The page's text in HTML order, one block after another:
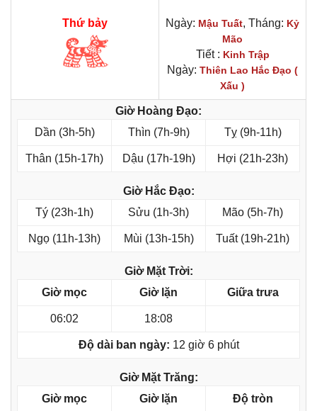
Thứ bảy Ngày: Mậu Tuất, Tháng: Kỷ
Mão
Tiết : Kinh Trập
Ngày: Thiên Lao Hắc Đạo (
Xấu )
Giờ Hoàng Đạo:
Dần (3h-5h)
Thìn (7h-9h) Tỵ (9h-11h)
Thân (15h-17h) Dậu (17h-19h) Hợi (21h-23h)
Giờ Hắc Đạo:
Tý (23h-1h)
Sửu (1h-3h) Mão (5h-7h)
Ngọ (11h-13h) Mùi (13h-15h) Tuất (19h-21h)
Giờ Mặt Trời:
Giờ mọc
Giờ lặn Giữa trưa
06:02 18:08
Độ dài ban ngày: 12 giờ 6 phút
Giờ Mặt Trăng:
Giờ mọc
Giờ lặn Độ tròn